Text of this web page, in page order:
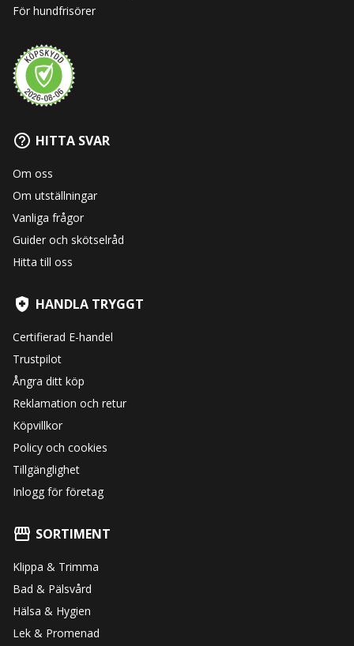
För hundfrisörer
HITTA SVAR
Om oss
Om utställningar
Vanliga frågor
Guider och skötselråd
Hitta till oss
HANDLA TRYGGT
Certifierad E-handel
Trustpilot
Ångra ditt köp
Reklamation och retur
Köpvillkor
Policy och cookies
Tillgänglighet
Inlogg för företag
SORTIMENT
Klippa & Trimma
Bad & Pälsvård
Hälsa & Hygien
Lek & Promenad